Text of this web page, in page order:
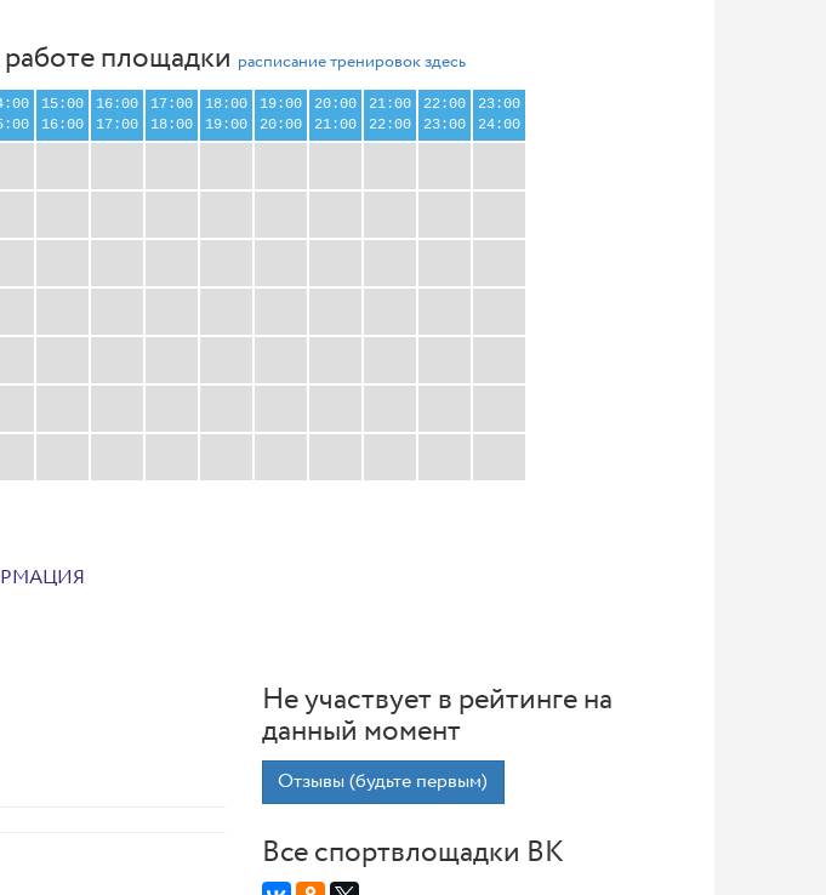
работе площадки расписание тренировок здесь
15:00
16:00
16:00
17:00
17:00
18:00
18:00
19:00
19:00
20:00
20:00
21:00
21:00
22:00
22:00
23:00
23:00
24:00
Не участвует в рейтинге на
данный момент
Отзывы (будьте первым)
Все спортвлощадки ВК